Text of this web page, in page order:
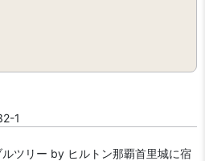
1
ツリー by ヒルトン那覇首里城に宿